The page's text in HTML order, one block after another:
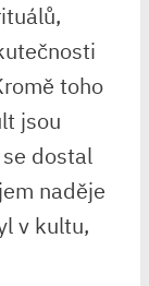
toho
jsou
dostal
naděje
v kultu,